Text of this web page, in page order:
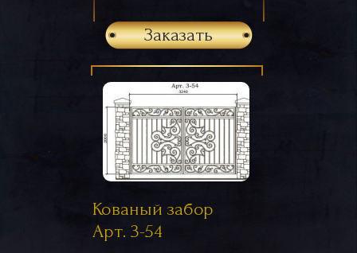
Заказать
Кованый забор
Арт. 3-54